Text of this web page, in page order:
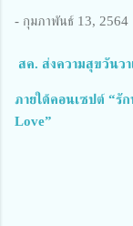
- กุมภาพันธ์ 13, 2564
สค. ส่งความสุขวันว
ภายใต้คอนเซปต์ “รั
Love”